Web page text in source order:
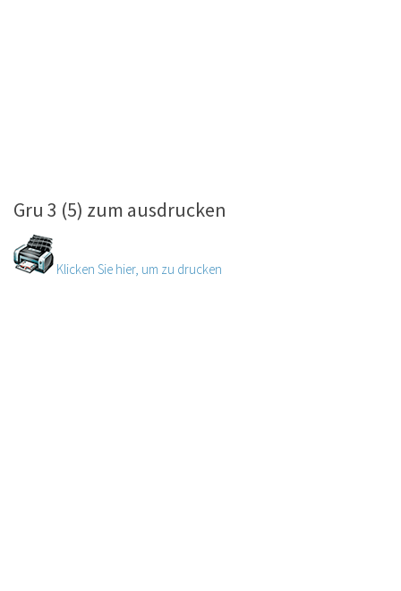
Gru 3 (5) zum ausdrucken
Klicken Sie hier, um zu drucken